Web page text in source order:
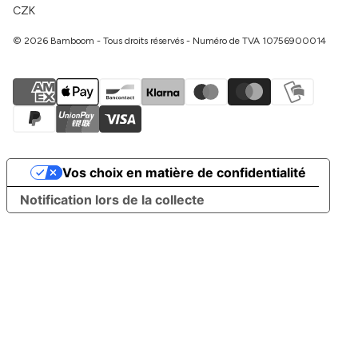
CZK
© 2026 Bamboom - Tous droits réservés - Numéro de TVA 10756900014
Notification lors de la collecte
Vos choix en matière de confidentialité